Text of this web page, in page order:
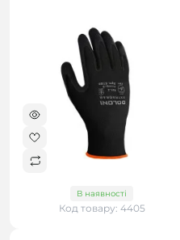
В наявності
Код товару: 4405